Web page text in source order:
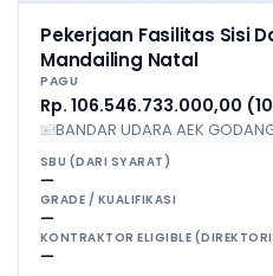
Pekerjaan Fasilitas Sisi
Mandailing Natal
PAGU
Rp. 106.546.733.000,00
BANDAR UDARA AEK
SBU (DARI SYARAT)
—
GRADE / KUALIFIKASI
—
KONTRAKTOR ELIGIBLE
—